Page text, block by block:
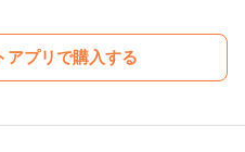
アプリで購入する